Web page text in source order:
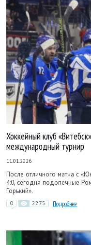
Хоккейный клуб
международный турнир
11.01.2026
После отличного матча с
4:0, сегодня подопечные
Горький».
0 2275 Подробнее